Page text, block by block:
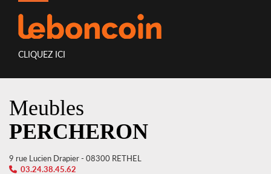
CLIQUEZ ICI
Meubles
PERCHERON
9 rue Lucien Drapier - 08300 RETHEL
03.24.38.45.62